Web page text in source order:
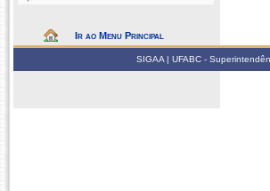
Ir ao Menu Principal
SIGAA | UFABC -